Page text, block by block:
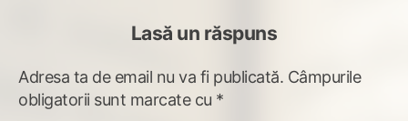
Lasă un răspuns
Adresa ta de email nu va fi publicată. Câmpurile
obligatorii sunt marcate cu *